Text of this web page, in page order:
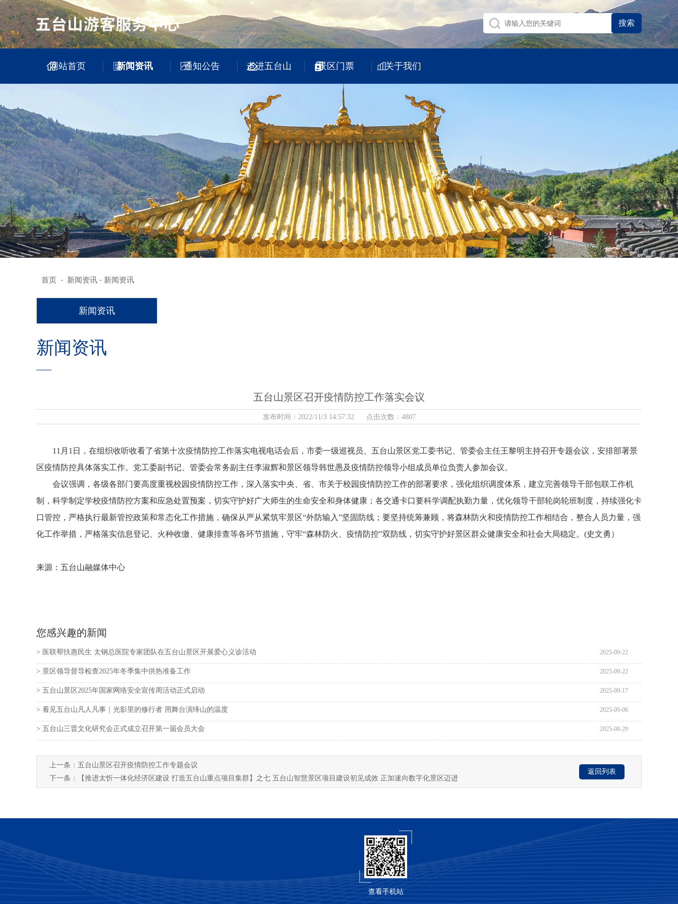
网站首页 新闻资讯 通知公告 走进五台山 景区门票 关于我们
首页 - 新闻资讯 - 新闻资讯
新闻资讯
新闻资讯
五台山景区召开疫情防控工作落实会议
发布时间：2022/11/3 14:57:32 点击次数：4807
11月1日，在组织收听收看了省第十次疫情防控工作落实电视电话会后，市委一级巡视员、五台山景区党工委书记、管委会主任王黎明主持召开专题会议，安排部署景
区疫情防控具体落实工作。党工委副书记、管委会常务副主任李淑辉和景区领导韩世愚及疫情防控领导小组成员单位负责人参加会议。
会议强调，各级各部门要高度重视校园疫情防控工作，深入落实中央、省、市关于校园疫情防控工作的部署要求，强化组织调度体系，建立完善领导干部包联工作机
制，科学制定学校疫情防控方案和应急处置预案，切实守护好广大师生的生命安全和身体健康；各交通卡口要科学调配执勤力量，优化领导干部轮岗轮班制度，持续强化卡
口管控，严格执行最新管控政策和常态化工作措施，确保从严从紧筑牢景区“外防输入”坚固防线；要坚持统筹兼顾，将森林防火和疫情防控工作相结合，整合人员力量，强
化工作举措，严格落实信息登记、火种收缴、健康排查等各环节措施，守牢“森林防火、疫情防控”双防线，切实守护好景区群众健康安全和社会大局稳定。 (史文勇 ）
来源：五台山融媒体中心
您感兴趣的新闻
> 医联帮扶惠民生 太钢总医院专家团队在五台山景区开展爱心义诊活动 2025-09-22
> 景区领导督导检查2025年冬季集中供热准备工作 2025-09-22
> 五台山景区2025年国家网络安全宣传周活动正式启动 2025-09-17
> 看见五台山凡人凡事｜光影里的修行者 用舞台演绎山的温度 2025-09-06
> 五台山三晋文化研究会正式成立召开第一届会员大会 2025-08-29
上一条： 五台山景区召开疫情防控工作专题会议
下一条：
【推进太忻一体化经济区建设 打造五台山重点项目集群】之七 五台山智慧景区项目建设初见成效 正加速向数字化景区迈进
返回列表
查看手机站